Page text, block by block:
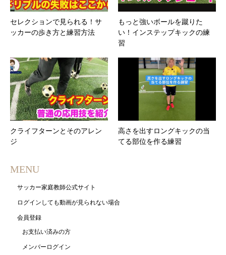
セレクションで見られる！サ
ッカーの歩き方と練習方法
もっと強いボールを蹴りた
い！インステップキックの練
習
クライフターンとそのアレン
ジ
高さを出すロングキックの当
てる部位を作る練習
MENU
サッカー家庭教師公式サイト
ログインしても動画が見られない場合
会員登録
お支払い済みの方
メンバーログイン